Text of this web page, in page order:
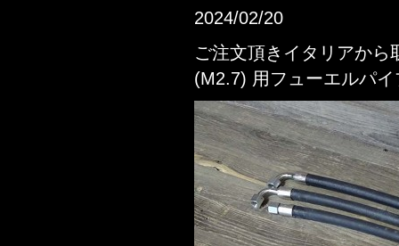
2024/02/20
ご注文頂きイタリアから
(M2.7) 用フューエルパ